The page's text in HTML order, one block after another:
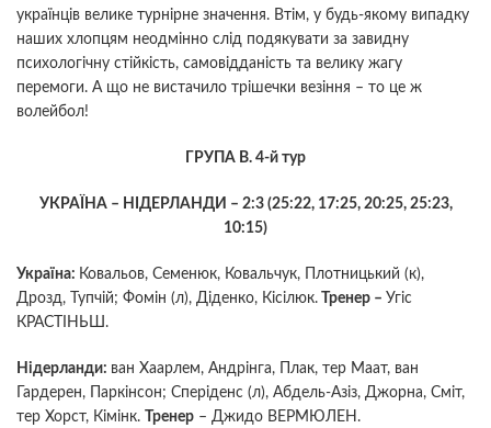
українців велике турнірне значення. Втім, у будь-якому випадку
наших хлопцям неодмінно слід подякувати за завидну
психологічну стійкість, самовідданість та велику жагу
перемоги. А що не вистачило трішечки везіння – то це ж
волейбол!
ГРУПА В. 4-й тур
УКРАЇНА – НІДЕРЛАНДИ – 2:3 (25:22, 17:25, 20:25, 25:23,
10:15)
Україна: Ковальов, Семенюк, Ковальчук, Плотницький (к),
Дрозд, Тупчій; Фомін (л), Діденко, Кісілюк. Тренер – Угіс
КРАСТІНЬШ.
Нідерланди: ван Хаарлем, Андрінга, Плак, тер Маат, ван
Гардерен, Паркінсон; Сперіденс (л), Абдель-Азіз, Джорна, Сміт,
тер Хорст, Кімінк. Тренер – Джидо ВЕРМЮЛЕН.